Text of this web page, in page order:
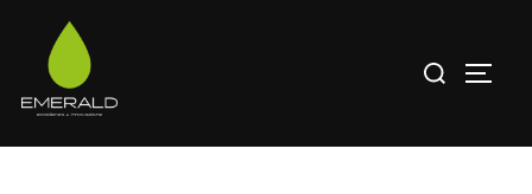
contenuto
Cerca